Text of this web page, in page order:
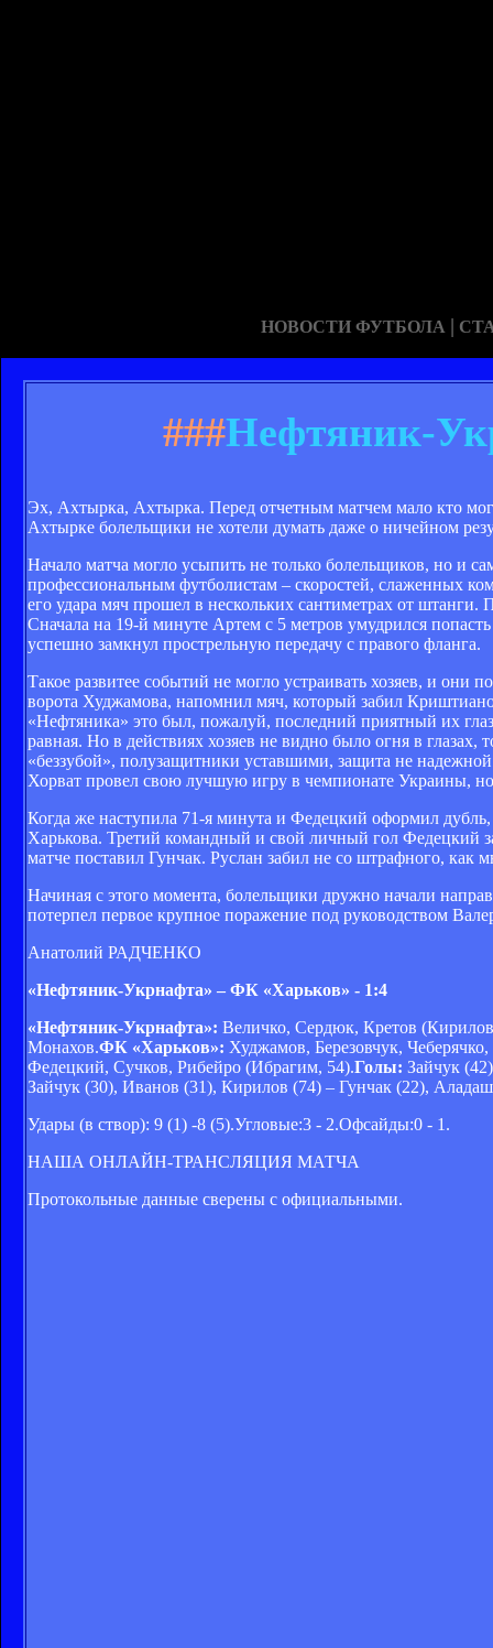
НОВОСТИ ФУТБОЛА |
###Нефтяник-
Эх, Ахтырка, Ахтырка. Перед отчетным матчем мало кто
Ахтырке болельщики не хотели думать даже о ничейном
Начало матча могло усыпить не только болельщиков, но и
профессиональным футболистам – скоростей, слаженных
его удара мяч прошел в нескольких сантиметрах от
Сначала на 19-й минуте Артем с 5 метров умудрился
успешно замкнул прострельную передачу с правого фланга.
Такое развитее событий не могло устраивать хозяев, и они
ворота Худжамова, напомнил мяч, который забил
«Нефтяника» это был, пожалуй, последний приятный их
равная. Но в действиях хозяев не видно было огня в
«беззубой», полузащитники уставшими, защита не
Хорват провел свою лучшую игру в чемпионате Украины,
Когда же наступила 71-я минута и Федецкий оформил
Харькова. Третий командный и свой личный гол Федецкий
матче поставил Гунчак. Руслан забил не со штрафного,
Начиная с этого момента, болельщики дружно начали
потерпел первое крупное поражение под руководством
Анатолий РАДЧЕНКО
«Нефтяник-Укрнафта» – ФК «Харьков» - 1:4
«Нефтяник-Укрнафта»: Величко, Сердюк, Кретов
Монахов.ФК «Харьков»: Худжамов, Березовчук,
Федецкий, Сучков, Рибейро (Ибрагим, 54).Голы: Зайчук
Зайчук (30), Иванов (31), Кирилов (74) – Гунчак (22),
Удары (в створ): 9 (1) -8 (5).Угловые:3 - 2.Офсайды:0 - 1.
НАША ОНЛАЙН-ТРАНСЛЯЦИЯ МАТЧА
Протокольные данные сверены с официальными.